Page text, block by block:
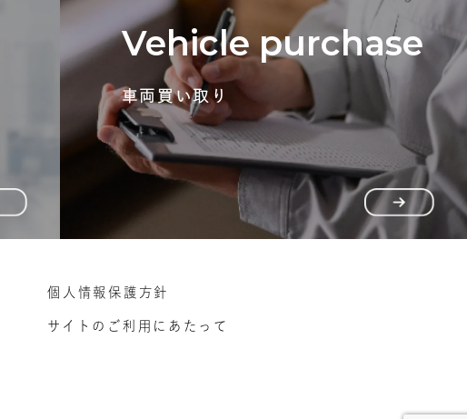
Vehicle purchase
車両買い取り
個人情報保護方針
サイトのご利用にあたって